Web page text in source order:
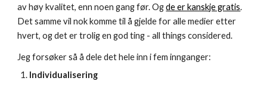
av høy kvalitet, enn noen gang før. Og de er kanskje gratis.
Det samme vil nok komme til å gjelde for alle medier etter
hvert, og det er trolig en god ting - all things considered.
Jeg forsøker så å dele det hele inn i fem innganger:
Individualisering